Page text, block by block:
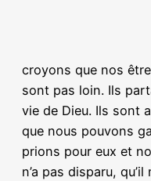
croyons que nos
sont pas loin. Ils
vie de Dieu. Ils sont
que nous pouvons
prions pour eux et
n’a pas disparu,